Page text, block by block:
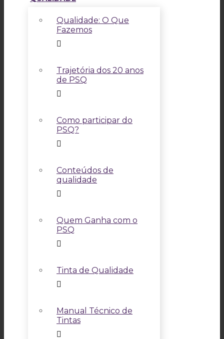
Qualidade: O Que
Fazemos
Trajetória dos 20 anos
de PSQ
Como participar do
PSQ?
Conteúdos de
qualidade
Quem Ganha com o
PSQ
Tinta de Qualidade
Manual Técnico de
Tintas